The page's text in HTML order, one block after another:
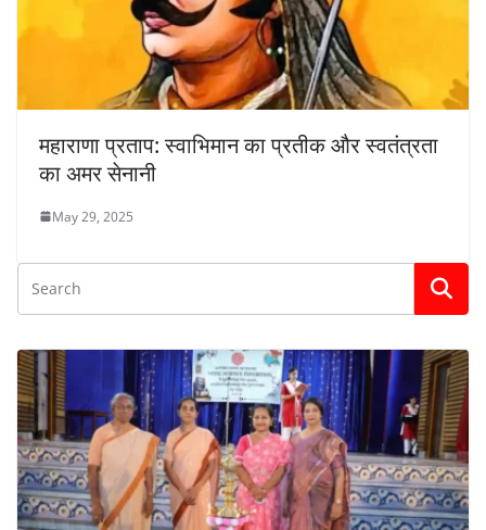
महाराणा प्रताप: स्वाभिमान का प्रतीक और स्वतंत्रता
का अमर सेनानी
May 29, 2025